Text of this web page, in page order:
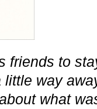
friends to
little way
what